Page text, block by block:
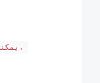
يمكنك ايضاً تجربة هذه البوتات،